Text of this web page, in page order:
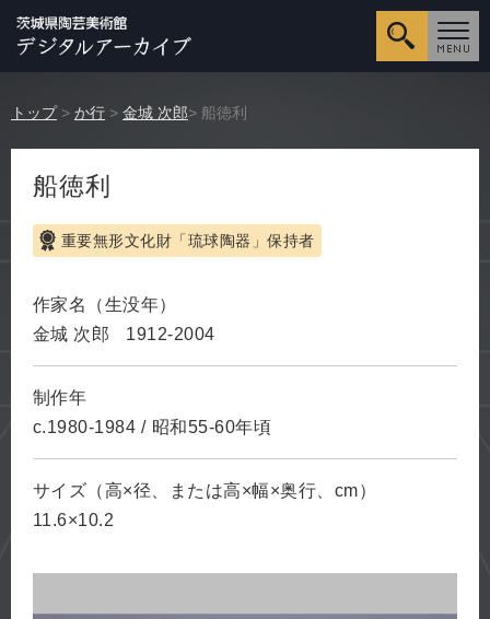
詳細検
トップ > か行 > 金城 次郎> 船徳利
船徳利
重要無形文化財「琉球陶器」保持者
作家名（生没年）
金城 次郎
1912-2004
制作年
c.1980-1984 / 昭和55-60年頃
サイズ（高×径、または高×幅×奥行、cm）
11.6×10.2